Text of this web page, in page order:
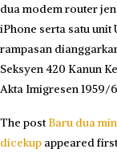
dua modem router
iPhone serta satu unit
rampasan
Seksyen 420 Kanun
Akta Imigresen 1959/
The post Baru dua
dicekup appeared